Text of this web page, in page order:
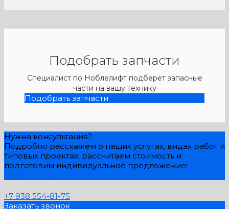
Подобрать запчасти
Специалист по Ноблелифт подберет запасные
части на вашу технику
Подобрать запчасти
Нужна консультация?
Подробно расскажем о наших услугах, видах работ и
типовых проектах, рассчитаем стоимость и
подготовим индивидуальное предложение!
+7 938 554-81-75
Заказать звонок